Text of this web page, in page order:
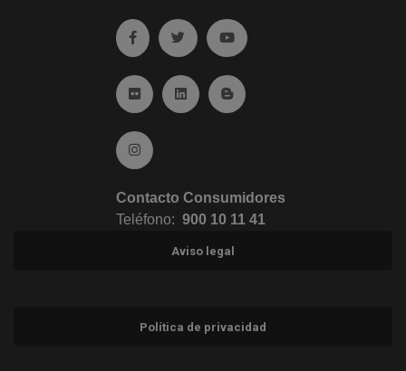
Ir a facebook (abre en ventana nueva)
Ir a twitter (abre en ventana nueva)
Ir a YouTube (abre en
Ir a Flickr (abre en ventana nueva)
Ir a Linkedin (abre en ventana nueva)
Ir al Blog (abre en ventana
Ir a Instagram (abre en ventana nueva)
Contacto Consumidores
Teléfono: 900 10 11 41
Aviso legal
Política de privacidad